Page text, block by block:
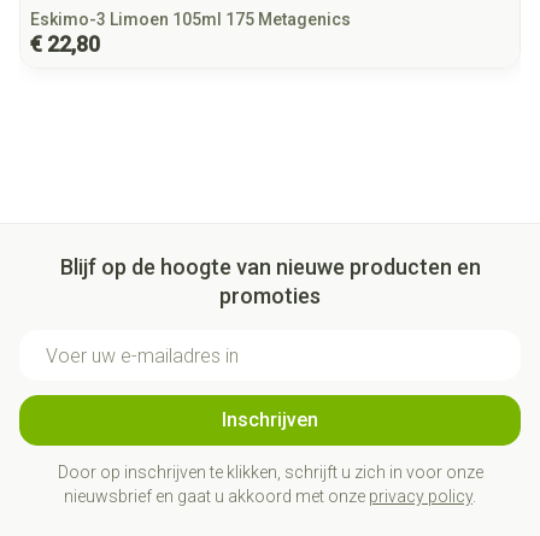
Eskimo-3 Limoen 105ml 175 Metagenics
€ 22,80
Blijf op de hoogte van nieuwe producten en
promoties
Inschrijven
Door op inschrijven te klikken, schrijft u zich in voor onze
nieuwsbrief en gaat u akkoord met onze privacy policy.